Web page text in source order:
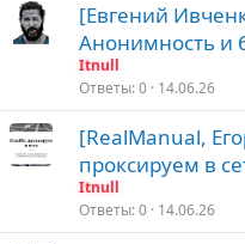
[Евгений
Анонимность и
Itnull
Ответы 0 14.06.26
[RealManual,
проксируем в
Itnull
Ответы 0 14.06.26